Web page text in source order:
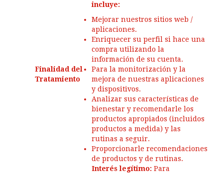
Finalidad del
Tratamiento
incluye:
Mejorar nuestros sitios web /
aplicaciones.
Enriquecer su perfil si hace una
compra utilizando la
información de su cuenta.
Para la monitorización y la
mejora de nuestras aplicaciones
y dispositivos.
Analizar sus características de
bienestar y recomendarle los
productos apropiados (incluidos
productos a medida) y las
rutinas a seguir.
Proporcionarle recomendaciones
de productos y de rutinas.
Interés legítimo: Para